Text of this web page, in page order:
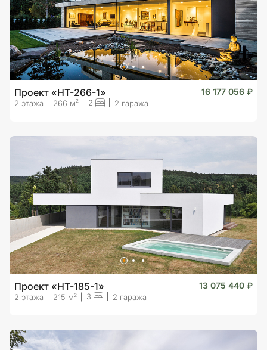
Проект «HT-266-1» 16 177 056 ₽
2 этажа 266 м2 2 2 гаража
Проект «HT-185-1» 13 075 440 ₽
2 этажа 215 м 2 3 2 гаража